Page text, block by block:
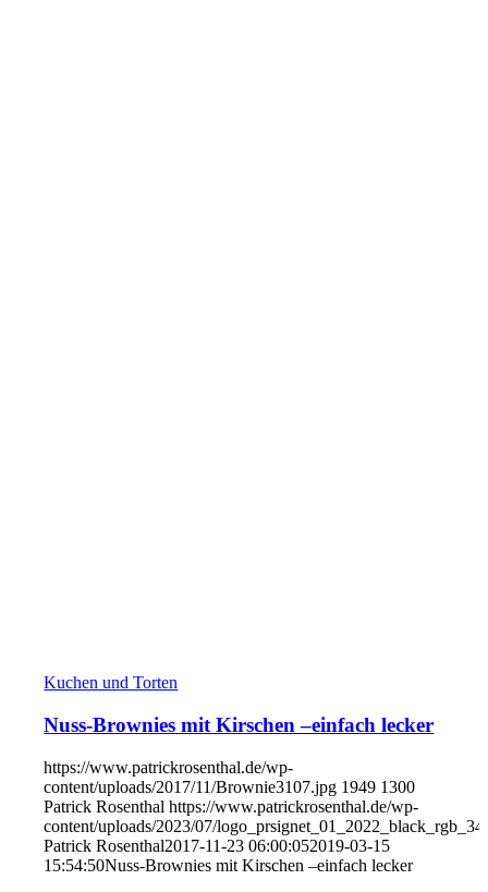
Kuchen und Torten
Nuss-Brownies mit Kirschen –einfach lecker
https://www.patrickrosenthal.de/wp-
content/uploads/2017/11/Brownie3107.jpg 1949 1300
Patrick Rosenthal https://www.patrickrosenthal.de/wp-
content/uploads/2023/07/
Patrick Rosenthal2017-11-23 06:00:052019-03-15
15:54:50Nuss-Brownies mit Kirschen –einfach lecker